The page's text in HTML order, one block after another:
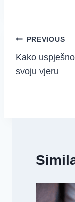
Post
PREVIOUS
Kako
svoju vjeru